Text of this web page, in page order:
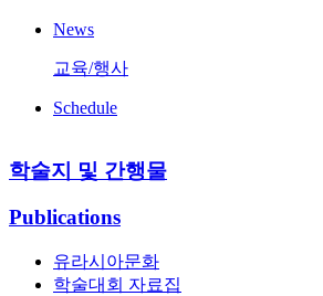
News
교육/행사
Schedule
학술지 및 간행물
Publications
유라시아문화
학술대회 자료집